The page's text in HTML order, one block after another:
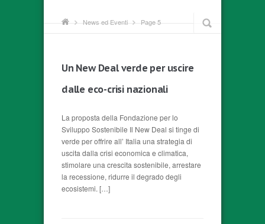
News ed Eventi Page 5
Un New Deal verde per uscire
dalle eco-crisi nazionali
La proposta della Fondazione per lo
Sviluppo Sostenibile Il New Deal si tinge di
verde per offrire all’ Italia una strategia di
uscita dalla crisi economica e climatica,
stimolare una crescita sostenibile, arrestare
la recessione, ridurre il degrado degli
ecosistemi. […]